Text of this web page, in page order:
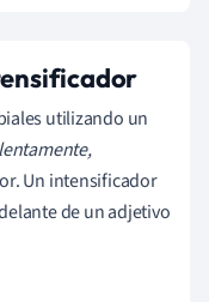
utilizando un
Un intensificador
de un adjetivo